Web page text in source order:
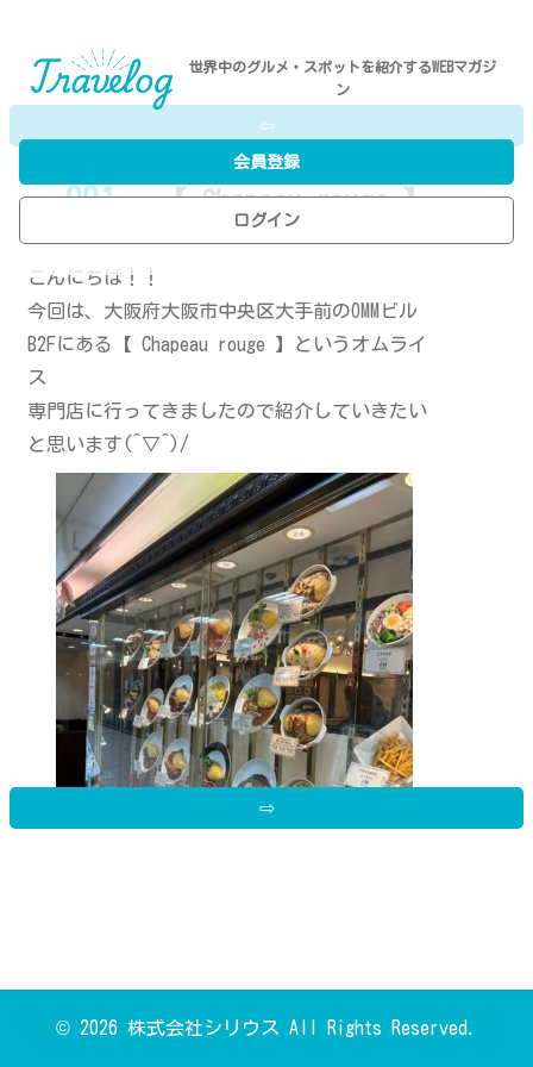
世界中のグルメ・スポットを紹介するWEBマガジ
ン
会員登録
ログイン
⇦
001- 【 Chapeau rouge 】
こんにちは！！
今回は、大阪府大阪市中央区大手前のOMMビル
B2Fにある【 Chapeau rouge 】というオムライ
ス
専門店に行ってきましたので紹介していきたい
と思います(^▽^)/
リーム系・ハヤシライスのソースやビ
⇨
© 2026 株式会社シリウス All Rights Reserved.